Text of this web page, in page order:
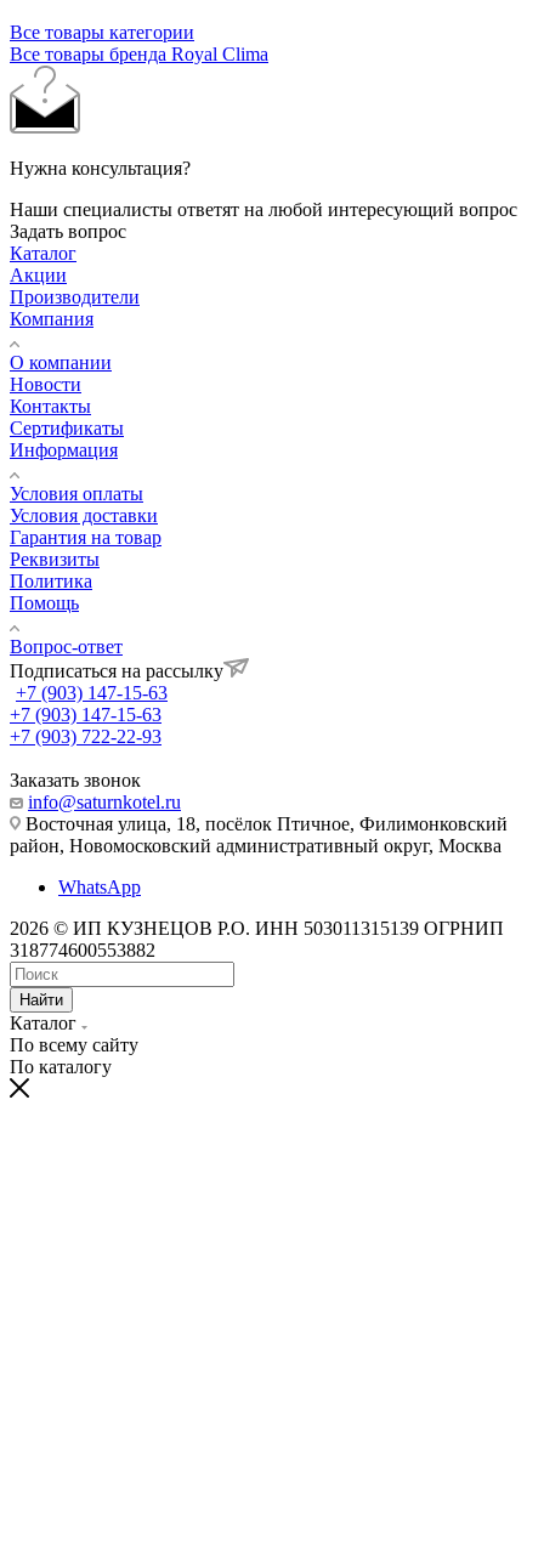
Все товары категории
Все товары бренда Royal Clima
Нужна консультация?
Наши специалисты ответят на любой интересующий вопрос
Задать вопрос
Каталог
Акции
Производители
Компания
О компании
Новости
Контакты
Сертификаты
Информация
Условия оплаты
Условия доставки
Гарантия на товар
Реквизиты
Политика
Помощь
Вопрос-ответ
Подписаться на рассылку
+7 (903) 147-15-63
+7 (903) 147-15-63
+7 (903) 722-22-93
Заказать звонок
info@saturnkotel.ru
Восточная улица, 18, посёлок Птичное, Филимонковский
район, Новомосковский административный округ, Москва
WhatsApp
2026 © ИП КУЗНЕЦОВ Р.О. ИНН 503011315139 ОГРНИП
318774600553882
Найти
Каталог
По всему сайту
По каталогу